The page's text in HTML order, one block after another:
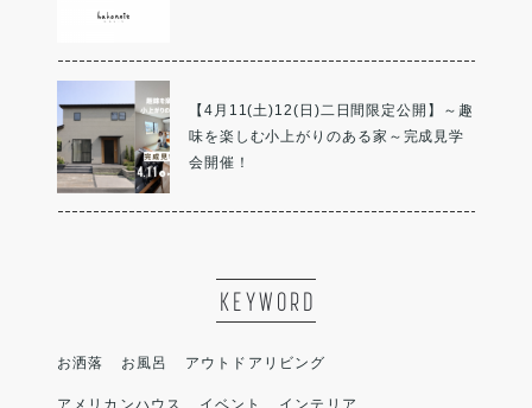
【4月11(土)12(日)二日間限定公開】～趣
味を楽しむ小上がりのある家～完成見学
会開催！
KEYWORD
お洒落 お風呂 アウトドアリビング